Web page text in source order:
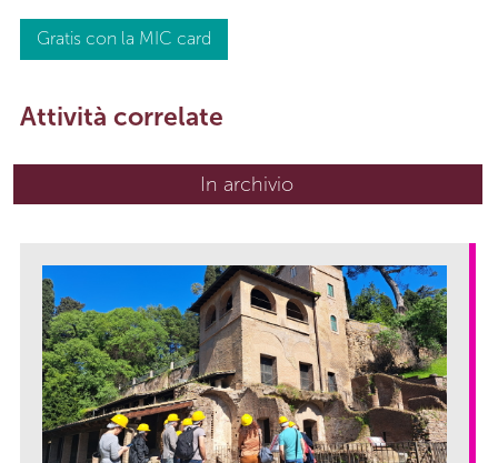
Gratis con la MIC card
Attività correlate
In archivio